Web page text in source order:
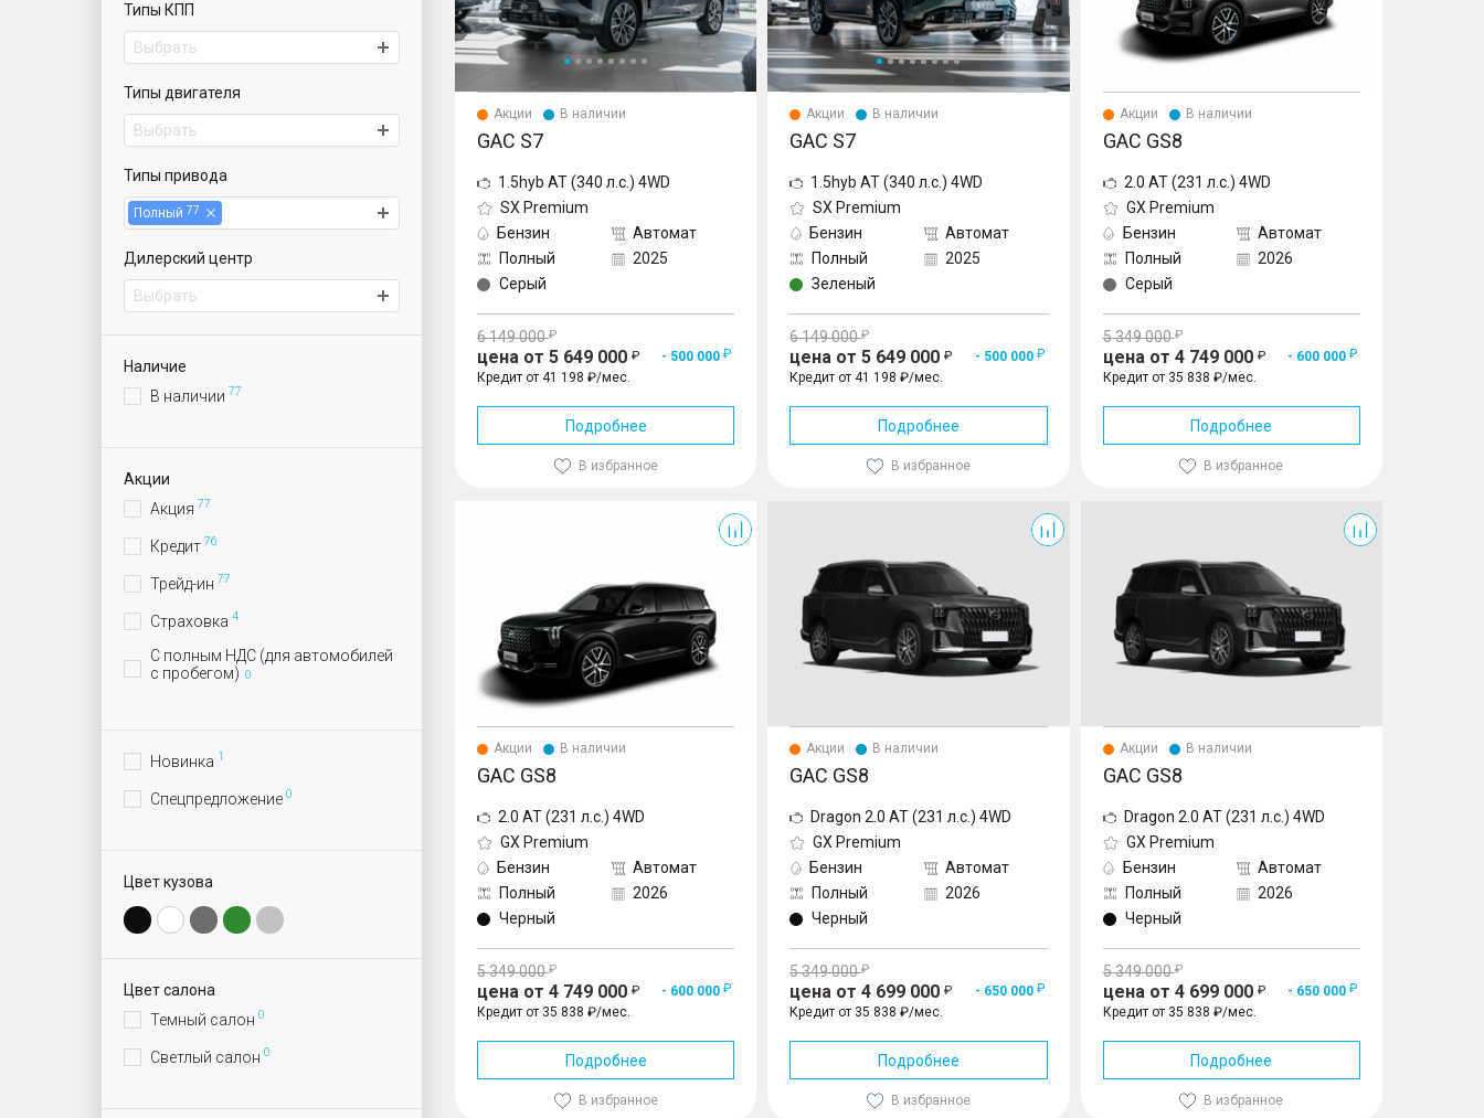
Типы КПП
Выбрать
Типы двигателя
Выбрать
Типы привода
Полный 77
Дилерский центр
Выбрать
Наличие
В наличии 77
Акции
Акция 77
Кредит 76
Трейд-ин 77
Страховка 4
С полным НДС (для автомобилей
с пробегом) 0
Новинка 1
Спецпредложение 0
Цвет кузова
Цвет салона
Темный салон 0
Светлый салон 0
Акции В наличии
GAC S7
1.5hyb AT (340 л.с.) 4WD
SX Premium
Бензин
Автомат
Полный
2025
Серый
6 149 000
цена от 5 649 000
- 500 000
Кредит от 41 198 ₽/мес.
Подробнее
В избранное
Акции В наличии
GAC S7
1.5hyb AT (340 л.с.) 4WD
SX Premium
Бензин
Автомат
Полный
2025
Зеленый
6 149 000
цена от 5 649 000
- 500 000
Кредит от 41 198 ₽/мес.
Подробнее
В избранное
Акции В наличии
GAC GS8
2.0 AT (231 л.с.) 4WD
GX Premium
Бензин
Автомат
Полный
2026
Серый
5 349 000
цена от 4 749 000
- 600 000
Кредит от 35 838 ₽/мес.
Подробнее
В избранное
Акции В наличии
GAC GS8
2.0 AT (231 л.с.) 4WD
GX Premium
Бензин
Автомат
Полный
2026
Черный
5 349 000
цена от 4 749 000
- 600 000
Кредит от 35 838 ₽/мес.
Подробнее
В избранное
Акции В наличии
GAC GS8
Dragon 2.0 AT (231 л.с.) 4WD
GX Premium
Бензин
Автомат
Полный
2026
Черный
5 349 000
цена от 4 699 000
- 650 000
Кредит от 35 838 ₽/мес.
Подробнее
В избранное
Акции В наличии
GAC GS8
Dragon 2.0 AT (231 л.с.) 4WD
GX Premium
Бензин
Автомат
Полный
2026
Черный
5 349 000
цена от 4 699 000
- 650 000
Кредит от 35 838 ₽/мес.
Подробнее
В избранное